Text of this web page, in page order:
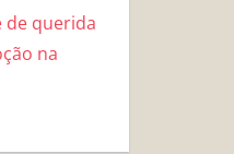
de querida
na